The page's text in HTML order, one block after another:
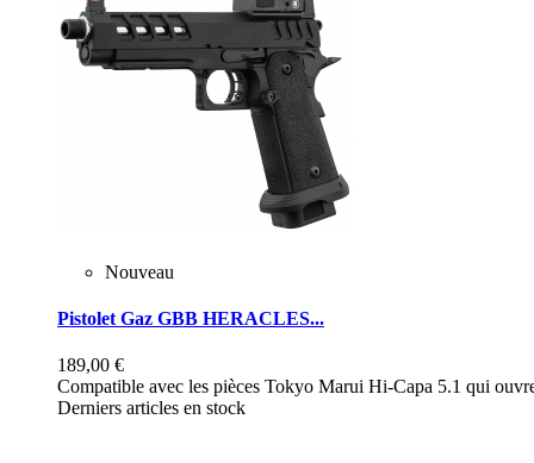
Nouveau
Pistolet Gaz GBB HERACLES...
189,00 €
Compatible avec les pièces Tokyo Marui Hi-Capa 5.1 qui
Derniers articles en stock